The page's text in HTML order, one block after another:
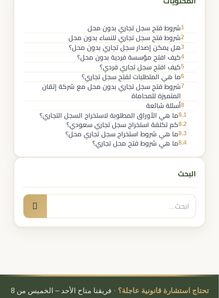
1شروط فتح سجل تجاري بدون محل
2شروط فتح سجل تجاري للنساء بدون محل
3هل يمكن إصدار سجل تجاري بدون محل؟
4كيف افتح مؤسسة فردية بدون محل؟
5كيف افتح سجل تجاري فردي؟
6ما هي المتطلبات لفتح سجل تجاري؟
7شروط فتح سجل تجاري بدون محل مع شركة إتقان
المتميزة للمحاماة
8أسئلة شائعة
8.1ما هي الأوراق المطلوبة لاستخراج السجل التجاري؟
8.2كم تكلفة استخراج سجل تجاري سعودي؟
8.3ما هي شروط استخراج سجل تجاري محل؟
8.4ما هي شروط فتح محل تجاري؟
البحث
البحث
عن:
بحث
تحتاج استشارة قانونية عاجلة؟ ·
فريقنا متاح الأحد – الخميس من 8